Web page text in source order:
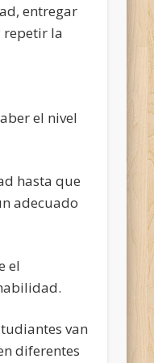
entregar
repetir la
el nivel
hasta que
adecuado
el
van
diferentes